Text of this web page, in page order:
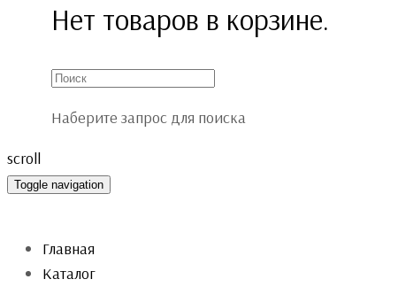
Нет товаров в корзине.
Наберите запрос для поиска
scroll
Toggle navigation
Главная
Каталог